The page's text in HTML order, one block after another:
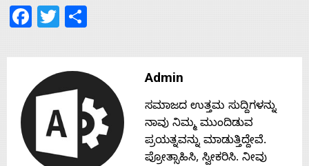
UsFacebook
Twitter
Admin
ಸಮಾಜದ ಉತ್ತಮ ಸುದ್ದಿಗಳನ್ನು
ನಾವು ನಿಮ್ಮ ಮುಂದಿಡುವ
ಪ್ರಯತ್ನವನ್ನು ಮಾಡುತ್ತಿದ್ದೇವೆ.
ಪ್ರೋತ್ಸಾಹಿಸಿ, ಸ್ವೀಕರಿಸಿ. ನೀವು